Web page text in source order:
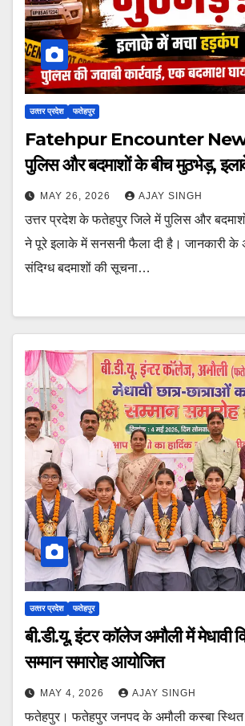
उत्‍तर प्रदेश फतेहपुर
Fatehpur Encounter
पुलिस और बदमाशों के बीच मुठभेड़,
MAY 26, 2026 AJAY SINGH
उत्तर प्रदेश के फतेहपुर जिले में पुलिस और
ने पूरे इलाके में सनसनी फैला दी है। जानकारी के
संदिग्ध बदमाशों की सूचना…
उत्‍तर प्रदेश फतेहपुर
बी.डी.यू. इंटर कॉलेज अमौली में मेधावी
सम्मान समारोह आयोजित
MAY 4, 2026 AJAY SINGH
फतेहपुर। फतेहपुर जनपद के अमौली कस्बा स्थित